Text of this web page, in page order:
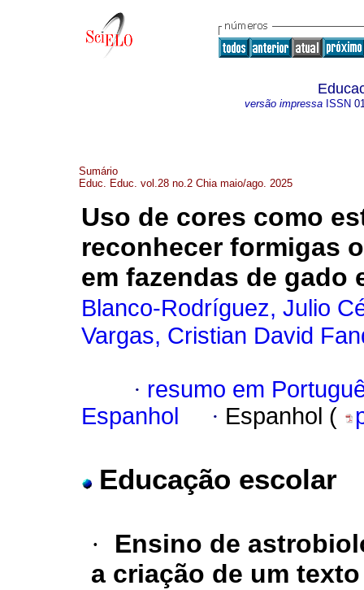
versão impressa ISSN
Sumário
Educ. Educ. vol.28 no.2 Chia maio/ago. 2025
Uso de cores como
reconhecer formigas
em fazendas de gado
Blanco-Rodríguez, Julio
Vargas, Cristian David
· resumo em
Espanhol
· Espanhol (
Educação escolar
·
Ensino de
a criação de um